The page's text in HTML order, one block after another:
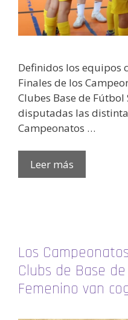
Definidos los equipos
Finales de los
Clubes Base de Fútbol
disputadas las
Campeonatos …
Leer más
Los
Clubs de Base
Femenino van